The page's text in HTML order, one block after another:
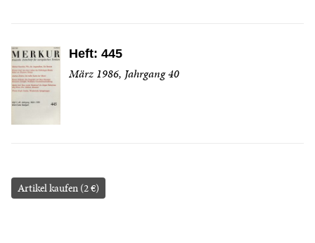
Heft: 445
März 1986, Jahrgang 40
Artikel kaufen (2 €)